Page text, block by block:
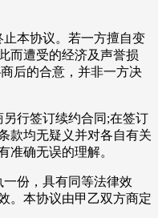
本协议。若一方擅自变
而遭受的经济及声誉损
后的合意，并非一方决
行签订续约合同;在签订
款均无疑义并对各自有关
准确无误的理解。
份，具有同等法律效
。本协议由甲乙双方商定